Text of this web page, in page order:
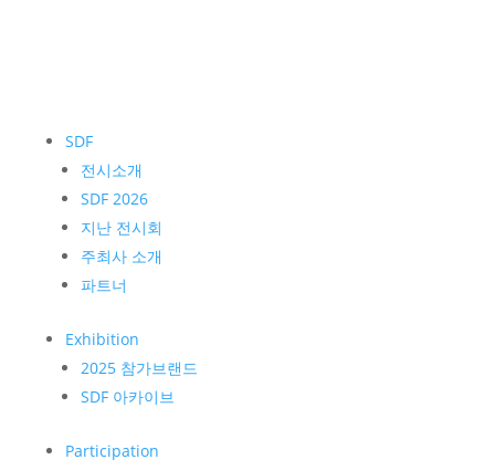
SDF
전시소개
SDF 2026
지난 전시회
주최사 소개
파트너
Exhibition
2025 참가브랜드
SDF 아카이브
Participation